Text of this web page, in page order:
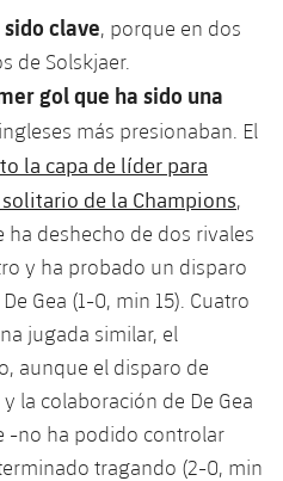
ruedas
clave, porque en dos
de Solskjaer.
gol que ha sido una
más presionaban. El
la capa de líder para
de la Champions,
ha deshecho de dos rivales
y ha probado un disparo
Gea (1-0, min 15). Cuatro
jugada similar, el
aunque el disparo de
la colaboración de De Gea
-no ha podido controlar
tragando (2-0, min